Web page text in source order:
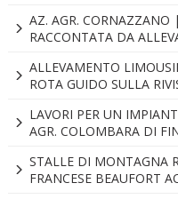
AZ. AGR.
RACCONTATA DA
ALLEVAMENTO
ROTA GUIDO SULLA
LAVORI PER UN
AGR. COLOMBARA DI
STALLE DI MONTAGNA
FRANCESE BEAUFORT